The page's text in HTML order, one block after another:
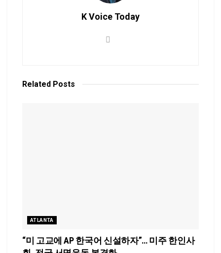
K Voice Today
Related Posts
ATLANTA
“미 고교에 AP 한국어 신설하자”… 미주 한인사